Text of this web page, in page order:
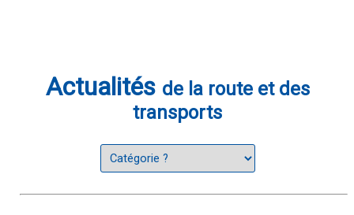
Actualités de la route et des
transports